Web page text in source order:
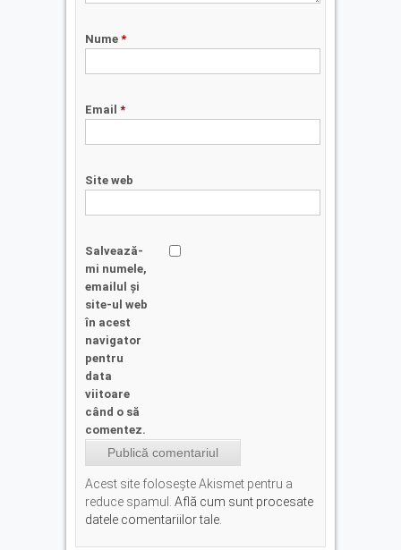
Nume *
Email *
Site web
Salvează-
mi numele,
emailul și
site-ul web
în acest
navigator
pentru
data
viitoare
când o să
comentez.
Acest site folosește Akismet pentru a
reduce spamul. Află cum sunt procesate
datele comentariilor tale